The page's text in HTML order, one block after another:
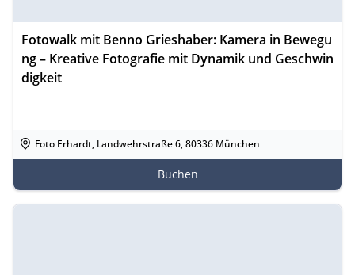
Fotowalk mit Benno Grieshaber: Kamera in Bewegu
ng – Kreative Fotografie mit Dynamik und Geschwin
digkeit
Foto Erhardt, Landwehrstraße 6, 80336 München
Buchen